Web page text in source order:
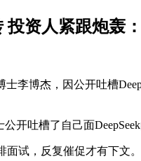
投资人紧跟炮轰
李博杰，因公开吐槽
开吐槽了自己面
面试，反复催促才有下